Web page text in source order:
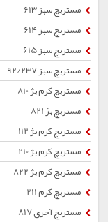
مستربچ سبز 613
مستربچ سبز 614
مستربچ سبز 615
مستربچ سبز 92/237
مستربچ کرم بژ 810
مستربچ بژ 821
مستربچ کرم بژ 112
مستربچ کرم بژ 210
مستربچ کرم بژ 822
مستربچ کرم 211
مستربچ آجری 817